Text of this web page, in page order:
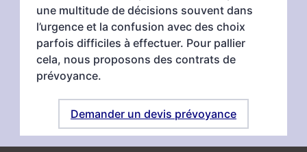
une multitude de décisions souvent dans
l’urgence et la confusion avec des choix
parfois difficiles à effectuer. Pour pallier
cela, nous proposons des contrats de
prévoyance.
Demander un devis prévoyance